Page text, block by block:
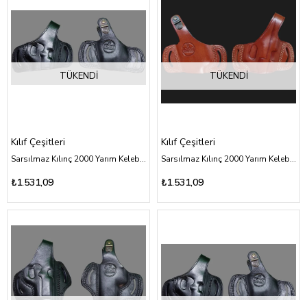
TÜKENDI
Kılıf Çeşitleri
Sarsılmaz Kılınç 2000 Yarım Kelebek - Siyah Deri Kılıf Çeşitleri
₺1.531,09
TÜKENDI
Kılıf Çeşitleri
Sarsılmaz Kılınç 2000 Yarım Kelebek - Kahverengi Deri Kılıf Çeşitleri
₺1.531,09